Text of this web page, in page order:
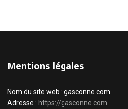
Mentions légales
Nom du site web : gasconne.com
Adresse : https://gasconne.com